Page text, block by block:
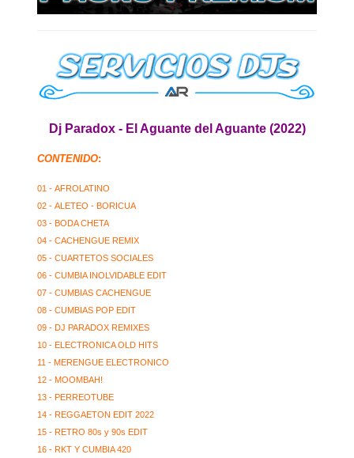
Dj Paradox - El Aguante del Aguante (2022)
CONTENIDO:
01 - AFROLATINO
02 - ALETEO - BORICUA
03 - BODA CHETA
04 - CACHENGUE REMIX
05 - CUARTETOS SOCIALES
06 - CUMBIA INOLVIDABLE EDIT
07 - CUMBIAS CACHENGUE
08 - CUMBIAS POP EDIT
09 - DJ PARADOX REMIXES
10 - ELECTRONICA OLD HITS
11 - MERENGUE ELECTRONICO
12 - MOOMBAH!
13 - PERREOTUBE
14 - REGGAETON EDIT 2022
15 - RETRO 80s y 90s EDIT
16 - RKT Y CUMBIA 420